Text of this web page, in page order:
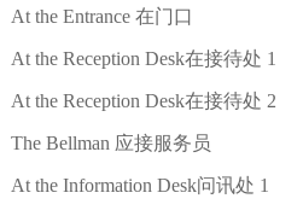
At the Entrance 在门口
At the Reception Desk在接待处 1
At the Reception Desk在接待处 2
The Bellman 应接服务员
At the Information Desk问讯处 1